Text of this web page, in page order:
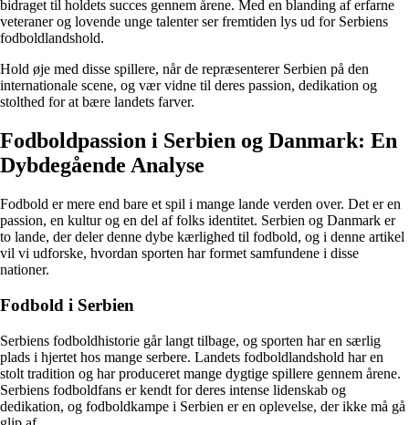
bidraget til holdets succes gennem årene. Med en blanding af erfarne
veteraner og lovende unge talenter ser fremtiden lys ud for Serbiens
fodboldlandshold.
Hold øje med disse spillere, når de repræsenterer Serbien på den
internationale scene, og vær vidne til deres passion, dedikation og
stolthed for at bære landets farver.
Fodboldpassion i Serbien og Danmark: En
Dybdegående Analyse
Fodbold er mere end bare et spil i mange lande verden over. Det er en
passion, en kultur og en del af folks identitet. Serbien og Danmark er
to lande, der deler denne dybe kærlighed til fodbold, og i denne artikel
vil vi udforske, hvordan sporten har formet samfundene i disse
nationer.
Fodbold i Serbien
Serbiens fodboldhistorie går langt tilbage, og sporten har en særlig
plads i hjertet hos mange serbere. Landets fodboldlandshold har en
stolt tradition og har produceret mange dygtige spillere gennem årene.
Serbiens fodboldfans er kendt for deres intense lidenskab og
dedikation, og fodboldkampe i Serbien er en oplevelse, der ikke må gå